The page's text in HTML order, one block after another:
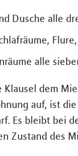
Dusche alle
alle
Klausel dem
auf, ist
Es bleibt bei
Zustand des